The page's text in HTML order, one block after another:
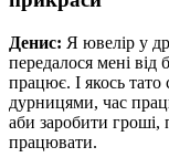
Денис: Я ювелір у
передалося мені від
працює. І якось тато
дурницями, час
аби заробити гроші,
працювати.